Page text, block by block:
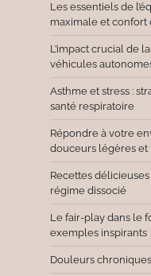
Les essentiels de
maximale et confort
L’impact crucial de
véhicules
Asthme et stress :
santé respiratoire
Répondre à votre
douceurs légères et
Recettes
régime dissocié
Le fair-play dans le
exemples inspirants
Douleurs